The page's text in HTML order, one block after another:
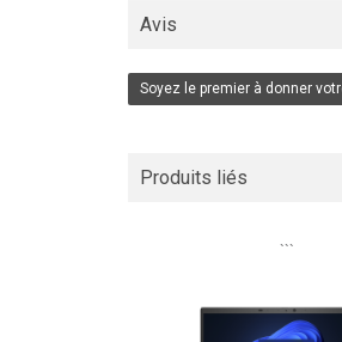
Avis
Soyez le premier à donner
Produits liés
```